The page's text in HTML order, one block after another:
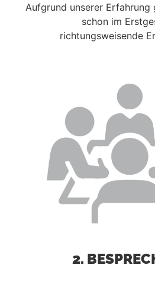
Aufgrund unserer Erfahrung
schon im
richtungsweisende
2.